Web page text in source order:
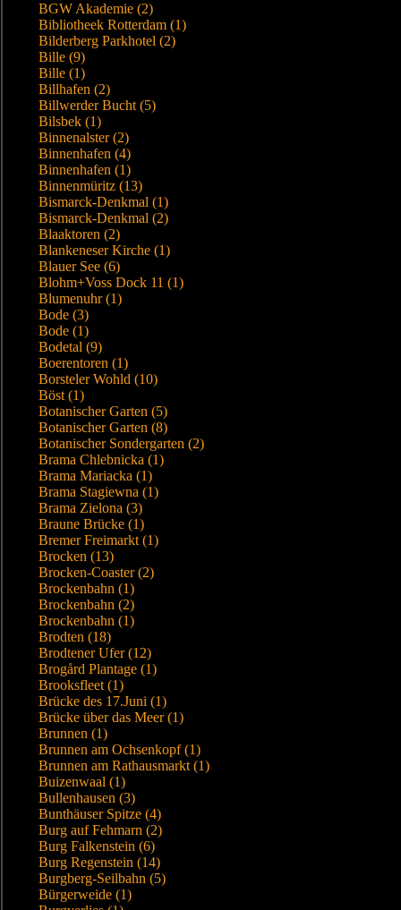
BGW Akademie (2)
Bibliotheek Rotterdam (1)
Bilderberg Parkhotel (2)
Bille (9)
Bille (1)
Billhafen (2)
Billwerder Bucht (5)
Bilsbek (1)
Binnenalster (2)
Binnenhafen (4)
Binnenhafen (1)
Binnenmüritz (13)
Bismarck-Denkmal (1)
Bismarck-Denkmal (2)
Blaaktoren (2)
Blankeneser Kirche (1)
Blauer See (6)
Blohm+Voss Dock 11 (1)
Blumenuhr (1)
Bode (3)
Bode (1)
Bodetal (9)
Boerentoren (1)
Borsteler Wohld (10)
Böst (1)
Botanischer Garten (5)
Botanischer Garten (8)
Botanischer Sondergarten (2)
Brama Chlebnicka (1)
Brama Mariacka (1)
Brama Stagiewna (1)
Brama Zielona (3)
Braune Brücke (1)
Bremer Freimarkt (1)
Brocken (13)
Brocken-Coaster (2)
Brockenbahn (1)
Brockenbahn (2)
Brockenbahn (1)
Brodten (18)
Brodtener Ufer (12)
Brogård Plantage (1)
Brooksfleet (1)
Brücke des 17.Juni (1)
Brücke über das Meer (1)
Brunnen (1)
Brunnen am Ochsenkopf (1)
Brunnen am Rathausmarkt (1)
Buizenwaal (1)
Bullenhausen (3)
Bunthäuser Spitze (4)
Burg auf Fehmarn (2)
Burg Falkenstein (6)
Burg Regenstein (14)
Burgberg-Seilbahn (5)
Bürgerweide (1)